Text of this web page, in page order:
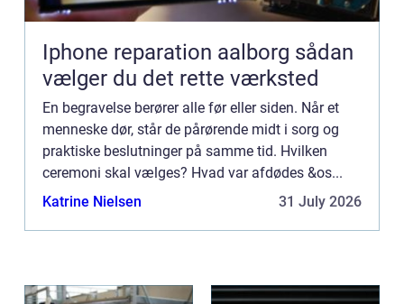
Iphone reparation aalborg sådan
vælger du det rette værksted
En begravelse berører alle før eller siden. Når et
menneske dør, står de pårørende midt i sorg og
praktiske beslutninger på samme tid. Hvilken
ceremoni skal vælges? Hvad var afdødes &os...
Katrine Nielsen
31 July 2026